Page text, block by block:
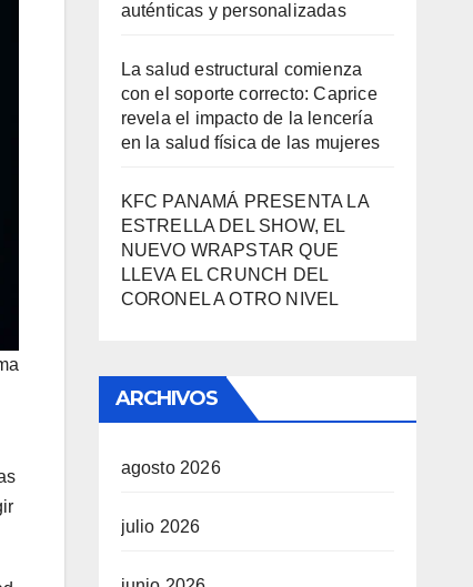
auténticas y personalizadas
La salud estructural comienza
con el soporte correcto: Caprice
revela el impacto de la lencería
en la salud física de las mujeres
KFC PANAMÁ PRESENTA LA
ESTRELLA DEL SHOW, EL
NUEVO WRAPSTAR QUE
LLEVA EL CRUNCH DEL
CORONEL A OTRO NIVEL
ARCHIVOS
agosto 2026
julio 2026